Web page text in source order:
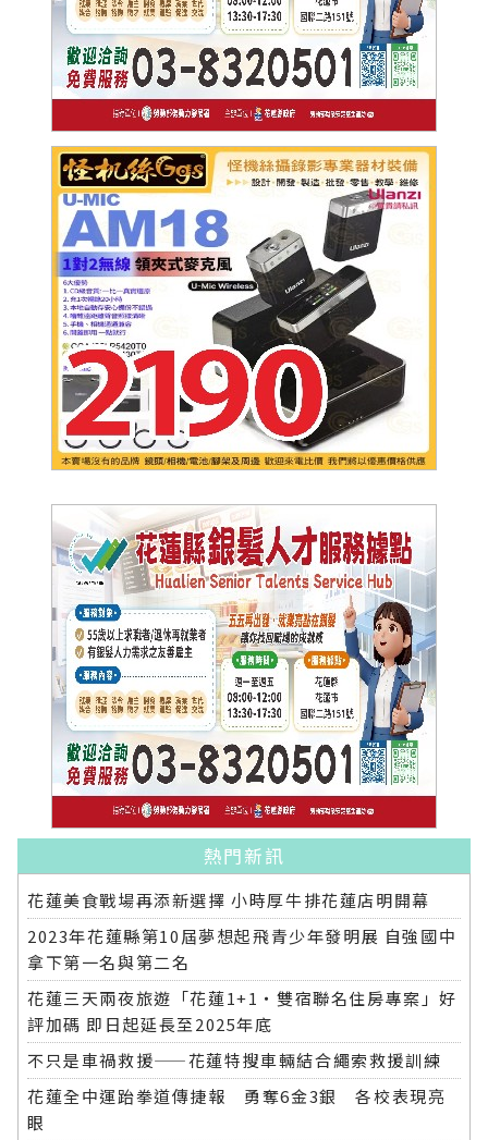
熱門新訊
花蓮美食戰場再添新選擇 小時厚牛排花蓮店明開幕
2023年花蓮縣第10屆夢想起飛青少年發明展 自強國中
拿下第一名與第二名
花蓮三天兩夜旅遊「花蓮1+1‧雙宿聯名住房專案」好
評加碼 即日起延長至2025年底
不只是車禍救援——花蓮特搜車輛結合繩索救援訓練
花蓮全中運跆拳道傳捷報 勇奪6金3銀 各校表現亮
眼